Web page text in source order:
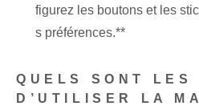
figurez les boutons et les
s préférences.**
QUELS SONT LES
D’UTILISER LA